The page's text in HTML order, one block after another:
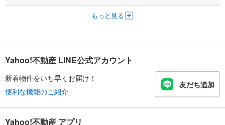
もっと見る
Yahoo!不動産 LINE公式アカウント
新着物件をいち早くお届け！
便利な機能のご紹介
友だち追加
Yahoo!不動産 アプリ